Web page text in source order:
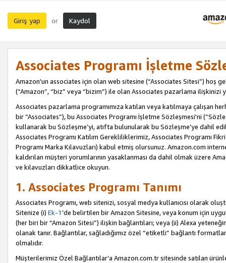
Giriş yap or Kaydol
Associates Programı İşletme
Amazon'un associates için olan web sitesine (“Associates Sitesi”) hoş
(“Amazon”, “biz” veya “bizim”) ile olan Associates pazarlama ilişkinizi
Associates pazarlama programımıza katılan veya katılmaya çalışan
bir “Associates”), bu Associates Programı İşletme Sözleşmesi'ni
kullanarak bu Sözleşme’yi, atıfta bulunularak bu Sözleşme’ye dahil
Associates Programı Katılım Gerekliliklerimiz, Associates Programı
Programı Marka Kılavuzları) kabul etmiş olursunuz. Amazon.com
kaldırılan müşteri yorumlarının yasaklanması da dahil olmak üzere
ve kılavuzları dikkatlice okuyun.
1. Associates Programı Tanımı
Associates Programı, web sitenizi, sosyal medya kullanıcısı olarak
Sitenize (i) Ek-1’de belirtilen bir Amazon Sitesine, veya konum için
(her biri bir “Amazon Sitesi”) ilişkin bağlantıları; veya (ii) Alexa
olanak tanır. Bağlantılar, sağladığımız özel “etiketli” bağlantı
olmalıdır.
Müşterilerimiz Özel Bağlantılar’a Amazon.com.tr sitesinde satılan